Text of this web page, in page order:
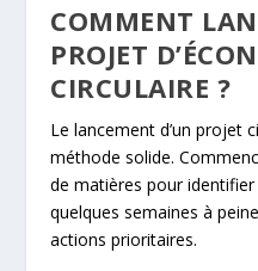
COMMENT
PROJET
CIRCULAIRE ?
Le lancement d’un projet
méthode solide.
de matières pour
quelques semaines à
actions prioritaires.